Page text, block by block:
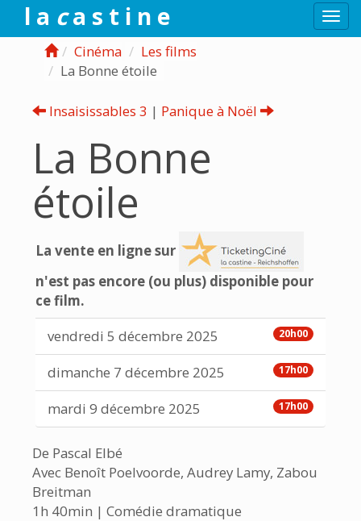
l a ca s t i n e
Cinéma
Les films
La Bonne étoile
Insaisissables 3 | Panique à Noël
La Bonne
étoile
La vente en ligne sur
n'est pas encore (ou plus) disponible pour
ce film.
20h00
vendredi 5 décembre 2025
17h00
dimanche 7 décembre 2025
17h00
mardi 9 décembre 2025
De Pascal Elbé
Avec Benoît Poelvoorde, Audrey Lamy, Zabou
Breitman
1h 40min | Comédie dramatique